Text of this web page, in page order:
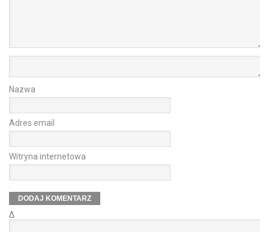
Nazwa
Adres email
Witryna internetowa
Δ